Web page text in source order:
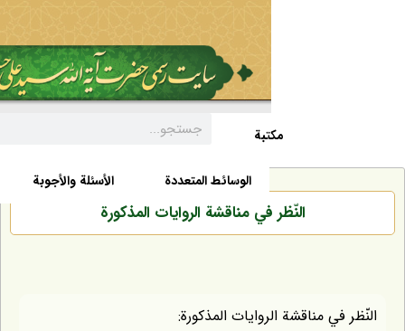
الأخبار السيرة الذاتية
الأسئلة والأجوبة الوسائط المتعددة
النّظر في مناقشة الروايات المذكورة
مناقشة الروايات المذكورة: